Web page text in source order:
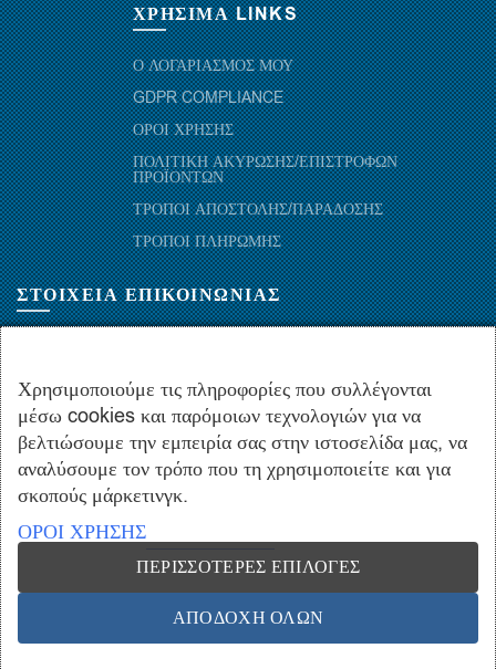
ΧΡΗΣΙΜΑ LINKS
Ο ΛΟΓΑΡΙΑΣΜΟΣ ΜΟΥ
GDPR COMPLIANCE
ΟΡΟΙ ΧΡΗΣΗΣ
ΠΟΛΙΤΙΚΗ ΑΚΥΡΩΣΗΣ/ΕΠΙΣΤΡΟΦΩΝ
ΠΡΟΪΟΝΤΩΝ
ΤΡΟΠΟΙ ΑΠΟΣΤΟΛΗΣ/ΠΑΡΑΔΟΣΗΣ
ΤΡΟΠΟΙ ΠΛΗΡΩΜΗΣ
ΣΤΟΙΧΕΙΑ ΕΠΙΚΟΙΝΩΝΙΑΣ
+30.210-5143367,+30.210-5154659,+30.210-5147842
+30.210-5133976
info@hydropac.gr
Δευτ. εως Παρ.: 08:00 - 16:00
Vrisko.gr
Χρησιμοποιούμε τις πληροφορίες που συλλέγονται
μέσω cookies και παρόμοιων τεχνολογιών για να
βελτιώσουμε την εμπειρία σας στην ιστοσελίδα μας, να
αναλύσουμε τον τρόπο που τη χρησιμοποιείτε και για
σκοπούς μάρκετινγκ.
ΟΡΟΙ ΧΡΗΣΗΣ
ΠΕΡΙΣΣΌΤΕΡΕΣ ΕΠΙΛΟΓΈΣ
ΑΠΟΔΟΧΉ ΌΛΩΝ